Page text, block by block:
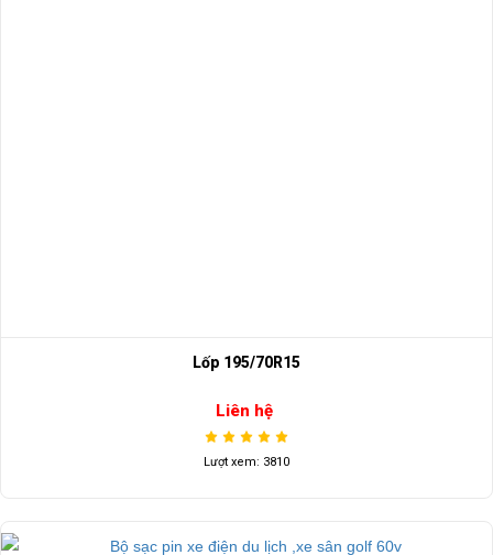
Lốp 195/70R15
Liên hệ
Lượt xem: 3810